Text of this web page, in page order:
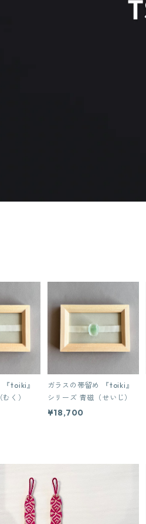
『toiki』
く）
ガラスの帯留め 『toiki』
シリーズ 青磁（せいじ）
¥18,700